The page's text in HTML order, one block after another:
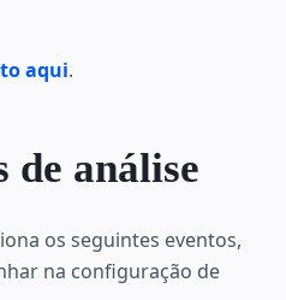
aqui.
de análise
os seguintes eventos,
na configuração de